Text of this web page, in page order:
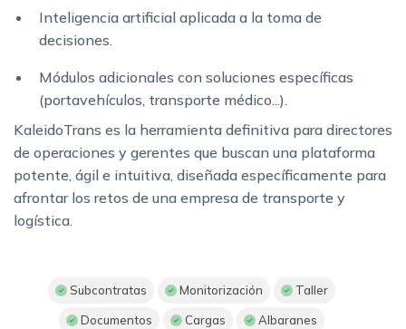
Inteligencia artificial aplicada a la toma de
decisiones.
Módulos adicionales con soluciones específicas
(portavehículos, transporte médico...).
KaleidoTrans es la herramienta definitiva para directores
de operaciones y gerentes que buscan una plataforma
potente, ágil e intuitiva, diseñada específicamente para
afrontar los retos de una empresa de transporte y
logística.
Subcontratas Monitorización Taller
Documentos Cargas Albaranes